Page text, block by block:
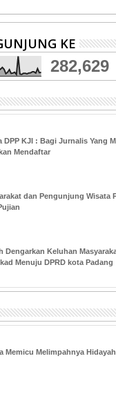
KE
282,629
DPP KJI : Bagi Jurnalis Yang
Mendaftar
dan Pengunjung Wisata
Dengarkan Keluhan
Menuju DPRD kota Padang
Memicu Melimpahnya